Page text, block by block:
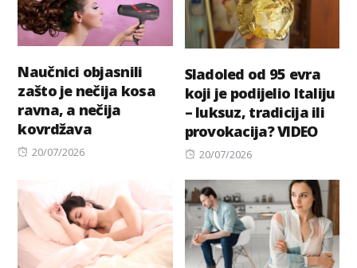
Naučnici objasnili
zašto je nečija kosa
ravna, a nečija
kovrdžava
Posted
20/07/2026
Sladoled od 95 evra
koji je podijelio Italiju
– luksuz, tradicija ili
provokacija? VIDEO
Posted
20/07/2026